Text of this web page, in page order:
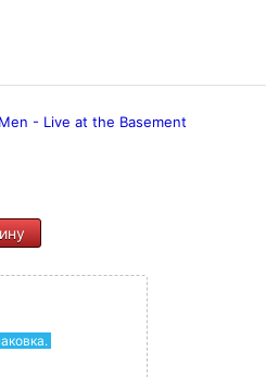
- Live at the Basement